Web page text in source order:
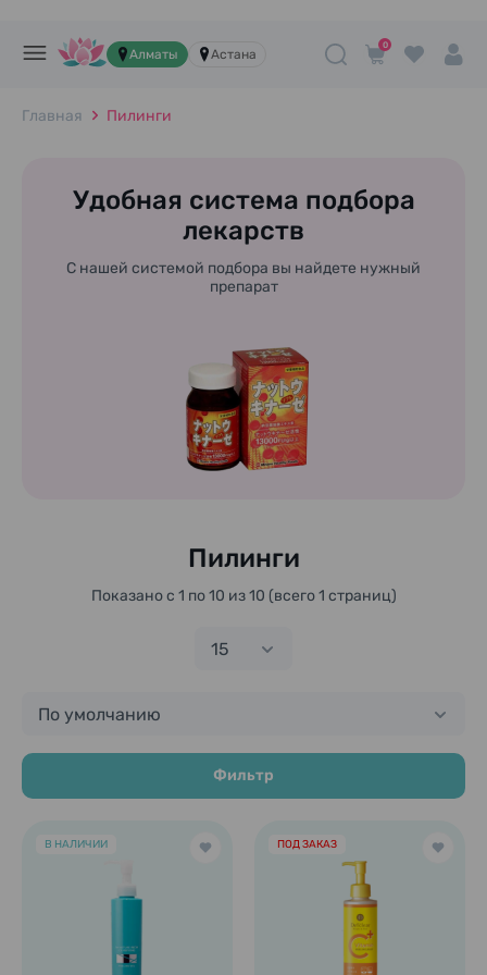
Алматы Астана
0
Главная Пилинги
Удобная система подбора
лекарств
С нашей системой подбора вы найдете нужный
препарат
Пилинги
Показано с 1 по 10 из 10 (всего 1 страниц)
15
По умолчанию
Фильтр
В НАЛИЧИИ ПОД ЗАКАЗ